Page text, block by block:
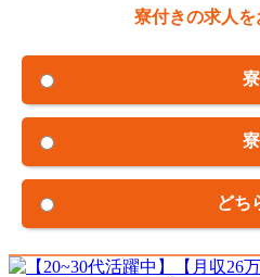
寮付きの求人を
どち